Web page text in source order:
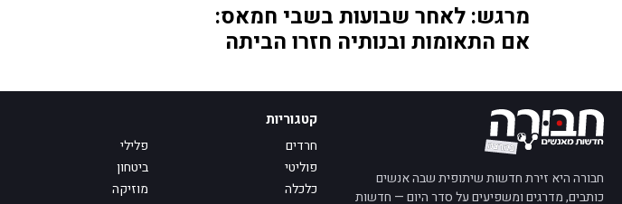
מרגש: לאחר שבועות בשבי חמאס:
אם התאומות ובנותיה חזרו הביתה
חבורה היא זירת חדשות שיתופית שבה אנשים
כותבים, מדרגים ומשפיעים על סדר היום — חדשות
קטגוריות
חרדים
פלילי
פוליטי
ביטחון
כלכלה
מוזיקה